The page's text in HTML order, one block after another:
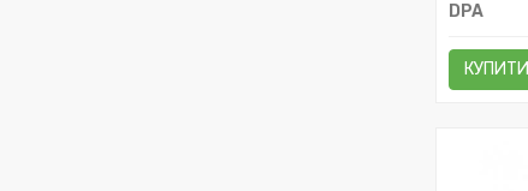
DPA
КУПИТИ